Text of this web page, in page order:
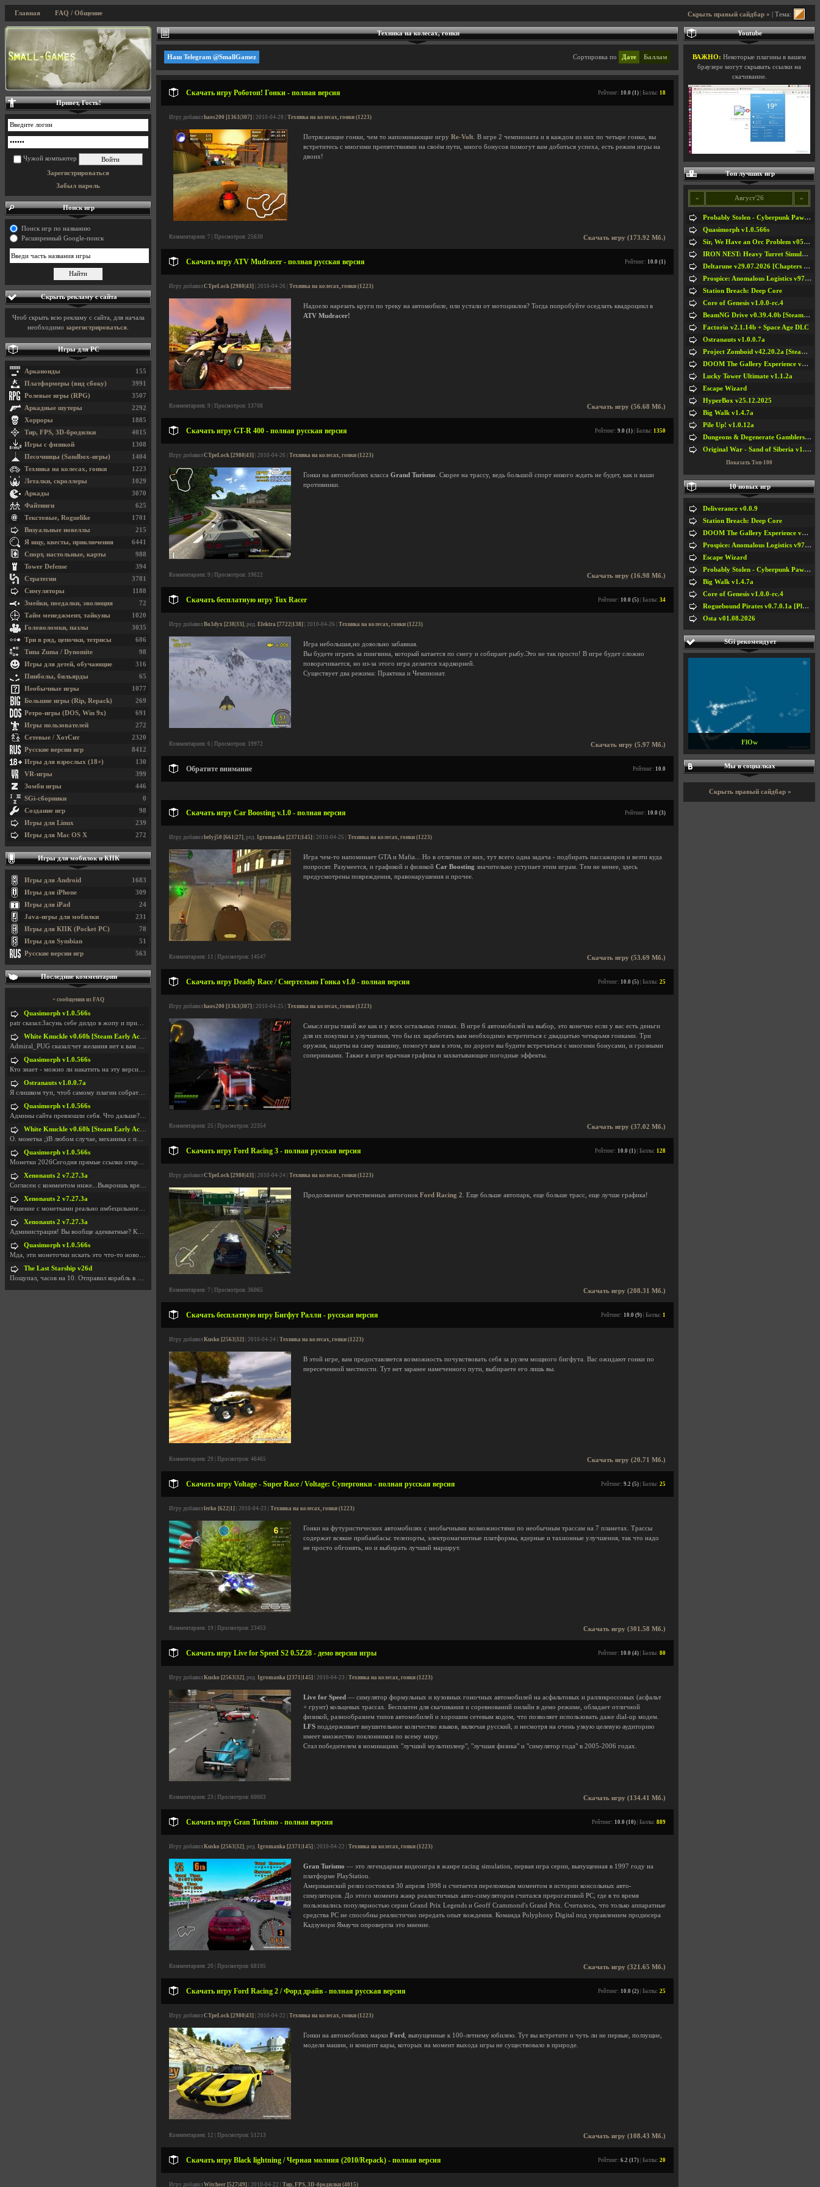
Скрыть правый сайдбар » | Тема:
Главная FAQ / Общение
Техника на колесах, гонки
Сортировка по Дате Баллам
Наш Telegram @SmallGamez
Скачать игру Роботоп! Гонки - полная версия Рейтинг: 10.0 (1) | Баллы: 18
Игру добавил haos200 [1363|307] | 2010-04-28 | Техника на колесах, гонки (1223)
Потрясающие гонки, чем то напоминающие игру Re-Volt . В игре 2 чемпионата и в каждом из них по четыре гонки, вы
встретитесь с многими препятствиями на своём пути, много бонусов помогут вам добиться успеха, есть режим игры на
двоих!
Скачать игру (173.92 Мб.)
Комментариев: 7 | Просмотров: 25630
Скачать игру ATV Mudracer - полная русская версия Рейтинг: 10.0 (1)
Игру добавил CTpeLock [2980|43] | 2010-04-26 | Техника на колесах, гонки (1223)
Надоело нарезать круги по треку на автомобиле, или устали от мотоциклов? Тогда попробуйте оседлать квадроцикл в
ATV Mudracer!
Скачать игру (56.68 Мб.)
Комментариев: 9 | Просмотров: 13708
Скачать игру GT-R 400 - полная русская версия Рейтинг: 9.0 (1) | Баллы: 1350
Игру добавил CTpeLock [2980|43] | 2010-04-26 | Техника на колесах, гонки (1223)
Гонки на автомобилях класса Grand Turismo . Скорее на трассу, ведь большой спорт никого ждать не будет, как и ваши
противники.
Скачать игру (16.98 Мб.)
Комментариев: 9 | Просмотров: 19622
Скачать бесплатную игру Tux Racer Рейтинг: 10.0 (5) | Баллы: 34
Игру добавил Bo3dyx [238|33], ред. Elektra [7722|138] | 2010-04-26 | Техника на колесах, гонки (1223)
Игра небольшая,но довольно забавная.
Вы будете играть за пингвина, который катается по снегу и собирает рыбу.Это не так просто! В игре будет сложно
поворачивается, но из-за этого игра делается хардкорней.
Существует два режима: Практика и Чемпионат.
Скачать игру (5.97 Мб.)
Комментариев: 6 | Просмотров: 19972
Обратите внимание Рейтинг: 10.0
Скачать игру Car Boosting v.1.0 - полная версия Рейтинг: 10.0 (3)
Игру добавил belyj50 [661|27], ред. Igromanka [2371|145] | 2010-04-25 | Техника на колесах, гонки (1223)
Игра чем-то напоминает GTA и Mafia... Но в отличии от них, тут всего одна задача - подбирать пассажиров и везти куда
попросят. Разумеется, и графикой и физикой Car Boosting значительно уступает этим играм. Тем не менее, здесь
предусмотрены повреждения, правонарушения и прочее.
Скачать игру (53.69 Мб.)
Комментариев: 11 | Просмотров: 14547
Скачать игру Deadly Race / Смертельно Гонка v1.0 - полная версия Рейтинг: 10.0 (5) | Баллы: 25
Игру добавил haos200 [1363|307] | 2010-04-25 | Техника на колесах, гонки (1223)
Смысл игры такой же как и у всех остальных гонках. В игре 6 автомобилей на выбор, это конечно если у вас есть деньги
для их покупки и улучшения, что бы их заработать вам необходимо встретиться с двадцатью четырьмя гонками. Три
оружия, надеты на саму машину, помогут вам в этом, по дороге вы будите встречаться с многими бонусами, и грозными
соперниками. Также в игре мрачная графика и захватывающие погодные эффекты.
Скачать игру (37.02 Мб.)
Комментариев: 25 | Просмотров: 22354
Скачать игру Ford Racing 3 - полная русская версия Рейтинг: 10.0 (1) | Баллы: 128
Игру добавил CTpeLock [2980|43] | 2010-04-24 | Техника на колесах, гонки (1223)
Продолжение качественных автогонок Ford Racing 2 . Еще больше автопарк, еще больше трасс, еще лучше графика!
Скачать игру (208.31 Мб.)
Комментариев: 7 | Просмотров: 36065
Скачать бесплатную игру Бигфут Ралли - русская версия Рейтинг: 10.0 (9) | Баллы: 1
Игру добавил Kusko [2563|32] | 2010-04-24 | Техника на колесах, гонки (1223)
В этой игре, вам предоставляется возможность почувствовать себя за рулем мощного бигфута. Вас ожидают гонки по
пересеченной местности. Тут нет заранее намеченного пути, выбираете его лишь вы.
Скачать игру (20.71 Мб.)
Комментариев: 29 | Просмотров: 46465
Скачать игру Voltage - Super Race / Voltage: Супергонки - полная русская версия Рейтинг: 9.2 (5) | Баллы: 25
Игру добавил lerko [622|1] | 2010-04-23 | Техника на колесах, гонки (1223)
Гонки на футуристических автомобилях с необычными возможностями по необычным трассам на 7 планетах. Трассы
содержат всякие прибамбасы: телепорты, электромагнитные платформы, ядерные и тахионные улучшения, так что надо
не просто обгонять, но и выбирать лучший маршрут.
Скачать игру (301.58 Мб.)
Комментариев: 19 | Просмотров: 23453
Скачать игру Live for Speed S2 0.5Z28 - демо версия игры Рейтинг: 10.0 (4) | Баллы: 80
Игру добавил Kusko [2563|32], ред. Igromanka [2371|145] | 2010-04-23 | Техника на колесах, гонки (1223)
Live for Speed — симулятор формульных и кузовных гоночных автомобилей на асфальтовых и ралликроссовых (асфальт
+ грунт) кольцевых трассах. Бесплатен для скачивания и соревнований онлайн в демо режиме, обладает отличной
физикой, разнообразием типов автомобилей и хорошим сетевым кодом, что позволяет использовать даже dial-up модем.
LFS поддерживает внушительное количество языков, включая русский, и несмотря на очень узкую целевую аудиторию
имеет множество поклонников по всему миру.
Стал победителем в номинациях "лучший мультиплеер", "лучшая физика" и "симулятор года" в 2005-2006 годах.
Скачать игру (134.41 Мб.)
Комментариев: 23 | Просмотров: 60003
Скачать игру Gran Turismo - полная версия Рейтинг: 10.0 (10) | Баллы: 889
Игру добавил Kusko [2563|32], ред. Igromanka [2371|145] | 2010-04-22 | Техника на колесах, гонки (1223)
Gran Turismo — это легендарная видеоигра в жанре racing simulation, первая игра серии, выпущенная в 1997 году на
платформе PlayStation.
Американский релиз состоялся 30 апреля 1998 и считается переломным моментом в истории консольных авто-
симуляторов. До этого момента жанр реалистичных авто-симуляторов считался прерогативой PC, где в то время
пользовались популярностью серии Grand Prix Legends и Geoff Crammond's Grand Prix. Считалось, что только аппаратные
средства PC не способны реалистично передать опыт вождения. Команда Polyphony Digital под управлением продюсера
Кадзунори Ямаучи опровергла это мнение.
Скачать игру (321.65 Мб.)
Комментариев: 20 | Просмотров: 68195
Скачать игру Ford Racing 2 / Форд драйв - полная русская версия Рейтинг: 10.0 (2) | Баллы: 25
Игру добавил CTpeLock [2980|43] | 2010-04-22 | Техника на колесах, гонки (1223)
Гонки на автомобилях марки Ford
, выпущенные к 100-летнему юбилею. Тут вы встретите и чуть ли не первые, ползущие,
модели машин, и концепт кары, которых на момент выхода игры не существовало в природе.
Скачать игру (108.43 Мб.)
Комментариев: 12 | Просмотров: 51213
Скачать игру Black lightning / Черная молния (2010/Repack) - полная версия Рейтинг: 6.2 (17) | Баллы: 20
Игру добавил Witcheer [527|49] | 2010-04-22 | Тир, FPS, 3D-бродилки (4015)
Привет, Гость!
Чужой компьютер
Зарегистрироваться
Забыл пароль
Поиск игр
Поиск игр по названию
Расширенный Google-поиск
Скрыть рекламу с сайта
Чтоб скрыть всю рекламу с сайта, для начала
необходимо зарегистрироваться
Игры для PC
155
Арканоиды
3991
Платформеры (вид сбоку)
3507
Ролевые игры (RPG)
2292
Аркадные шутеры
1885
Хорроры
4015
Тир, FPS, 3D-бродилки
1308
Игры с физикой
1404
Песочницы (Sandbox-игры)
1223
Техника на колесах, гонки
1029
Леталки, скроллеры
3070
Аркады
625
Файтинги
1701
Текстовые, Roguelike
215
Визуальные новеллы
6441
Я ищу, квесты, приключения
988
Спорт, настольные, карты
394
Tower Defense
3781
Стратегии
1188
Симуляторы
72
Змейки, поедалки, эволюция
1020
Тайм менеджмент, тайкуны
3035
Головоломки, пазлы
686
Три в ряд, цепочки, тетрисы
98
Типа Zuma / Dynomite
316
Игры для детей, обучающие
65
Пинболы, бильярды
1077
Необычные игры
269
Большие игры (Rip, Repack)
691
Ретро-игры (DOS, Win 9x)
272
Игры пользователей
2320
Сетевые / ХотСит
8412
Русские версии игр
130
Игры для взрослых (18+)
399
VR-игры
446
Зомби игры
0
SGi-сборники
98
Создание игр
239
Игры для Linux
272
Игры для Mac OS X
Игры для мобилок и КПК
1683
Игры для Android
309
Игры для iPhone
24
Игры для iPad
231
Java-игры для мобилки
78
Игры для КПК (Pocket PC)
51
Игры для Symbian
563
Русские версии игр
Последние комментарии
+ сообщения из FAQ
Quasimorph v1.0.566s
patr сказал:Засунь себе дилдо в жопу и пришли фотк
White Knuckle v0.60h [Steam Early Access]
Admiral_PUG сказал:чет желания нет к вам сюда захо
Quasimorph v1.0.566s
Кто знает - можно ли накатить на эту версию моды?
Ostranauts v1.0.0.7a
Я слишком туп, чтоб самому плагин собрать. И что-т
Quasimorph v1.0.566s
Админы сайта превзошли себя. Что дальше? Засунь се
White Knuckle v0.60h [Steam Early Access]
О. монетка ;)В любом случае, механика с поиском мо
Quasimorph v1.0.566s
Монетки 2026Сегодня прямые ссылки открываются посл
Xenonauts 2 v7.27.3a
Согласен с комментом ниже...Выкроишь время чтобы з
Xenonauts 2 v7.27.3a
Решение с монетками реально имбецильное. Как сдела
Xenonauts 2 v7.27.3a
Администрация! Вы вообще адекватные? Какие монетки
Quasimorph v1.0.566s
Мда, эти монеточки искать это что-то новое в сфере
The Last Starship v26d
Пощупал, часов на 10. Отправил корабль в другую Га
Youtube
ВАЖНО: Некоторые плагины в вашем
браузере могут скрывать ссылки на
скачивание.
Топ лучших игр
« Август'26 »
Probably Stolen - Cyberpunk Pawnshop Simulator v048c [Playtest]
Quasimorph v1.0.566s
Sir, We Have an Orc Problem v05.08.2026
IRON NEST: Heavy Turret Simulator v1.0a
Deltarune v29.07.2026 [Chapters 1-5] / + RUS [Chapters 1-5]
Prospice: Anomalous Logistics v97 [Playtest]
Station Breach: Deep Core
Core of Genesis v1.0.0-rc.4
BeamNG Drive v0.39.4.0b [Steam Early Access]
Factorio v2.1.14b + Space Age DLC
Ostranauts v1.0.0.7a
Project Zomboid v42.20.2a [Steam Early Access]
DOOM The Gallery Experience v1.4.2
Lucky Tower Ultimate v1.1.2a
Escape Wizard
HyperBox v25.12.2025
Big Walk v1.4.7a
Pile Up! v1.0.12a
Dungeons & Degenerate Gamblers v2.0.2a
Original War - Sand of Siberia v1.6.30
Показать Топ-100
10 новых игр
Deliverance v0.0.9
Station Breach: Deep Core
DOOM The Gallery Experience v1.4.2
Prospice: Anomalous Logistics v97 [Playtest]
Escape Wizard
Probably Stolen - Cyberpunk Pawnshop Simulator v048c [Playtest]
Big Walk v1.4.7a
Core of Genesis v1.0.0-rc.4
Roguebound Pirates v0.7.0.1a [Playtest]
Osta v01.08.2026
SGi рекомендует
FlOw
Мы в социалках
Скрыть правый сайдбар »